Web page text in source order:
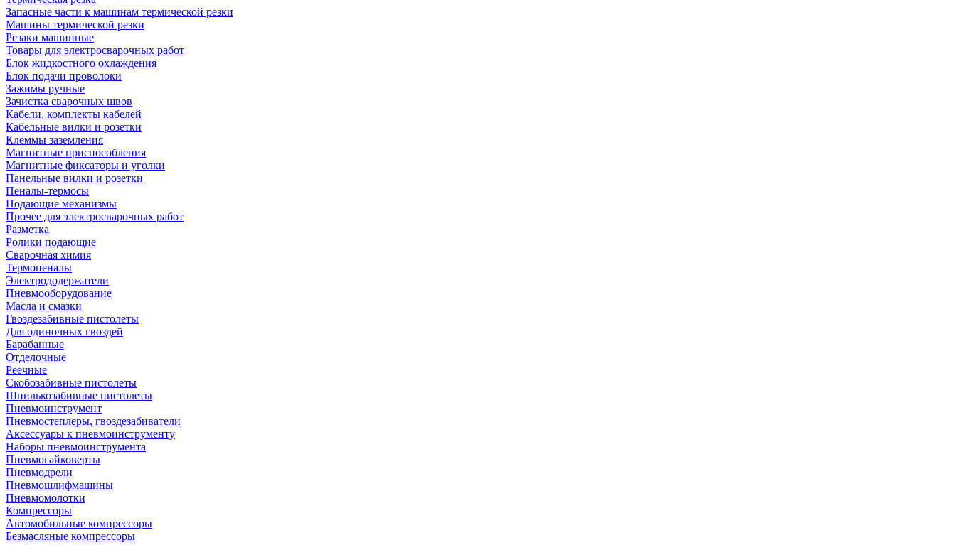
Запасные части к машинам термической резки
Машины термической резки
Резаки машинные
Товары для электросварочных работ
Блок жидкостного охлаждения
Блок подачи проволоки
Зажимы ручные
Зачистка сварочных швов
Кабели, комплекты кабелей
Кабельные вилки и розетки
Клеммы заземления
Магнитные приспособления
Магнитные фиксаторы и уголки
Панельные вилки и розетки
Пеналы-термосы
Подающие механизмы
Прочее для электросварочных работ
Разметка
Ролики подающие
Сварочная химия
Термопеналы
Электрододержатели
Пневмооборудование
Масла и смазки
Гвоздезабивные пистолеты
Для одиночных гвоздей
Барабанные
Отделочные
Реечные
Скобозабивные пистолеты
Шпилькозабивные пистолеты
Пневмоинструмент
Пневмостеплеры, гвоздезабиватели
Аксессуары к пневмоинструменту
Наборы пневмоинструмента
Пневмогайковерты
Пневмодрели
Пневмошлифмашины
Пневмомолотки
Компрессоры
Автомобильные компрессоры
Безмасляные компрессоры